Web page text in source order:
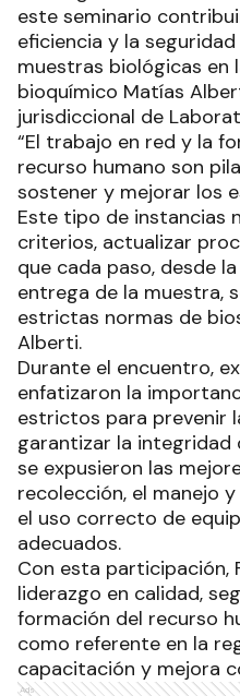
este seminario
eficiencia y la
muestras biológicas en
bioquímico Matías
jurisdiccional de
“El trabajo en red y la
recurso humano son
sostener y mejorar los
Este tipo de instancias
criterios, actualizar
que cada paso, desde
entrega de la muestra,
estrictas normas de
Alberti.
Durante el encuentro,
enfatizaron la
estrictos para prevenir
garantizar la integridad
se expusieron las
recolección, el manejo
el uso correcto de
adecuados.
Con esta participación,
liderazgo en calidad,
formación del recurso
como referente en la
capacitación y mejora
Ads